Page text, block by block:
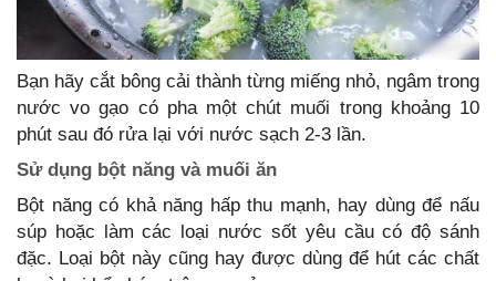
Bạn hãy cắt bông cải thành từng miếng nhỏ, ngâm trong
nước vo gạo có pha một chút muối trong khoảng 10
phút sau đó rửa lại với nước sạch 2-3 lần.
Sử dụng bột năng và muối ăn
Bột năng có khả năng hấp thu mạnh, hay dùng để nấu
súp hoặc làm các loại nước sốt yêu cầu có độ sánh
đặc. Loại bột này cũng hay được dùng để hút các chất